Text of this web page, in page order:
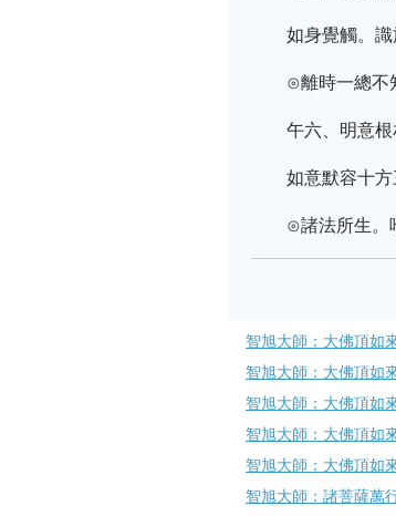
如身覺觸。
⊙離時一總不
午六、明意根
如意默容十
⊙諸法所生。
智旭大師：大佛頂如
智旭大師：大佛頂如
智旭大師：大佛頂如
智旭大師：大佛頂如
智旭大師：大佛頂如
智旭大師：諸菩薩萬